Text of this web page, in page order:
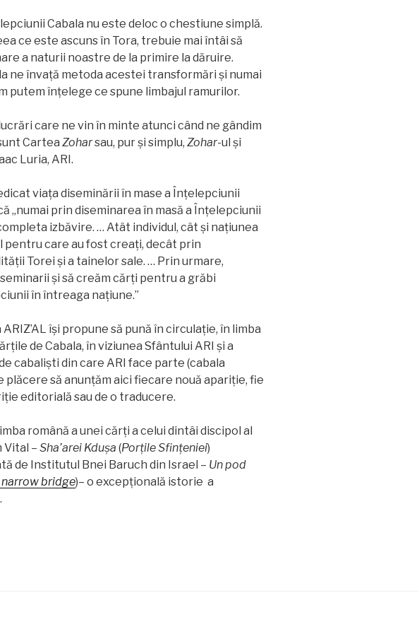
Cabala nu este deloc o chestiune simplă.
ce este ascuns în Tora, trebuie mai întâi să
a naturii noastre de la primire la dăruire.
ne învață metoda acestei transformări și numai
putem înțelege ce spune limbajul ramurilor.
care ne vin în minte atunci când ne gândim
Cartea Zoharsau, pur și simplu, Zohar-ul și
Luria, ARI.
viața diseminării în mase a Înțelepciunii
„numai prin diseminarea în masă a Înțelepciunii
izbăvire. … Atât individul, cât și națiunea
pentru care au fost creaţi, decât prin
Torei și a tainelor sale. … Prin urmare,
și să creăm cărți pentru a grăbi
în întreaga națiune.”
îşi propune să pună în circulaţie, în limba
de Cabala, în viziunea Sfântului ARI şi a
cabalişti din care ARI face parte (cabala
plăcere să anunţăm aici fiecare nouă apariţie, fie
editorială sau de o traducere.
română a unei cărţi a celui dintâi discipol al
Vital – Sha’arei Kduşa (Porţile Sfinţeniei)
de Institutul Bnei Baruch din Israel – Un pod
bridge)– o excepţională istorie a